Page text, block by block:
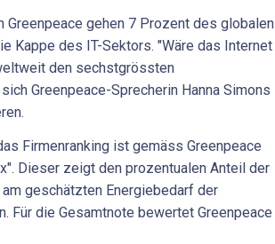
Greenpeace gehen 7 Prozent des globalen
Kappe des IT-Sektors. "Wäre das Internet
den sechstgrössten
Greenpeace-Sprecherin Hanna Simons
Firmenranking ist gemäss Greenpeace
Dieser zeigt den prozentualen Anteil der
geschätzten Energiebedarf der
Für die Gesamtnote bewertet Greenpeace